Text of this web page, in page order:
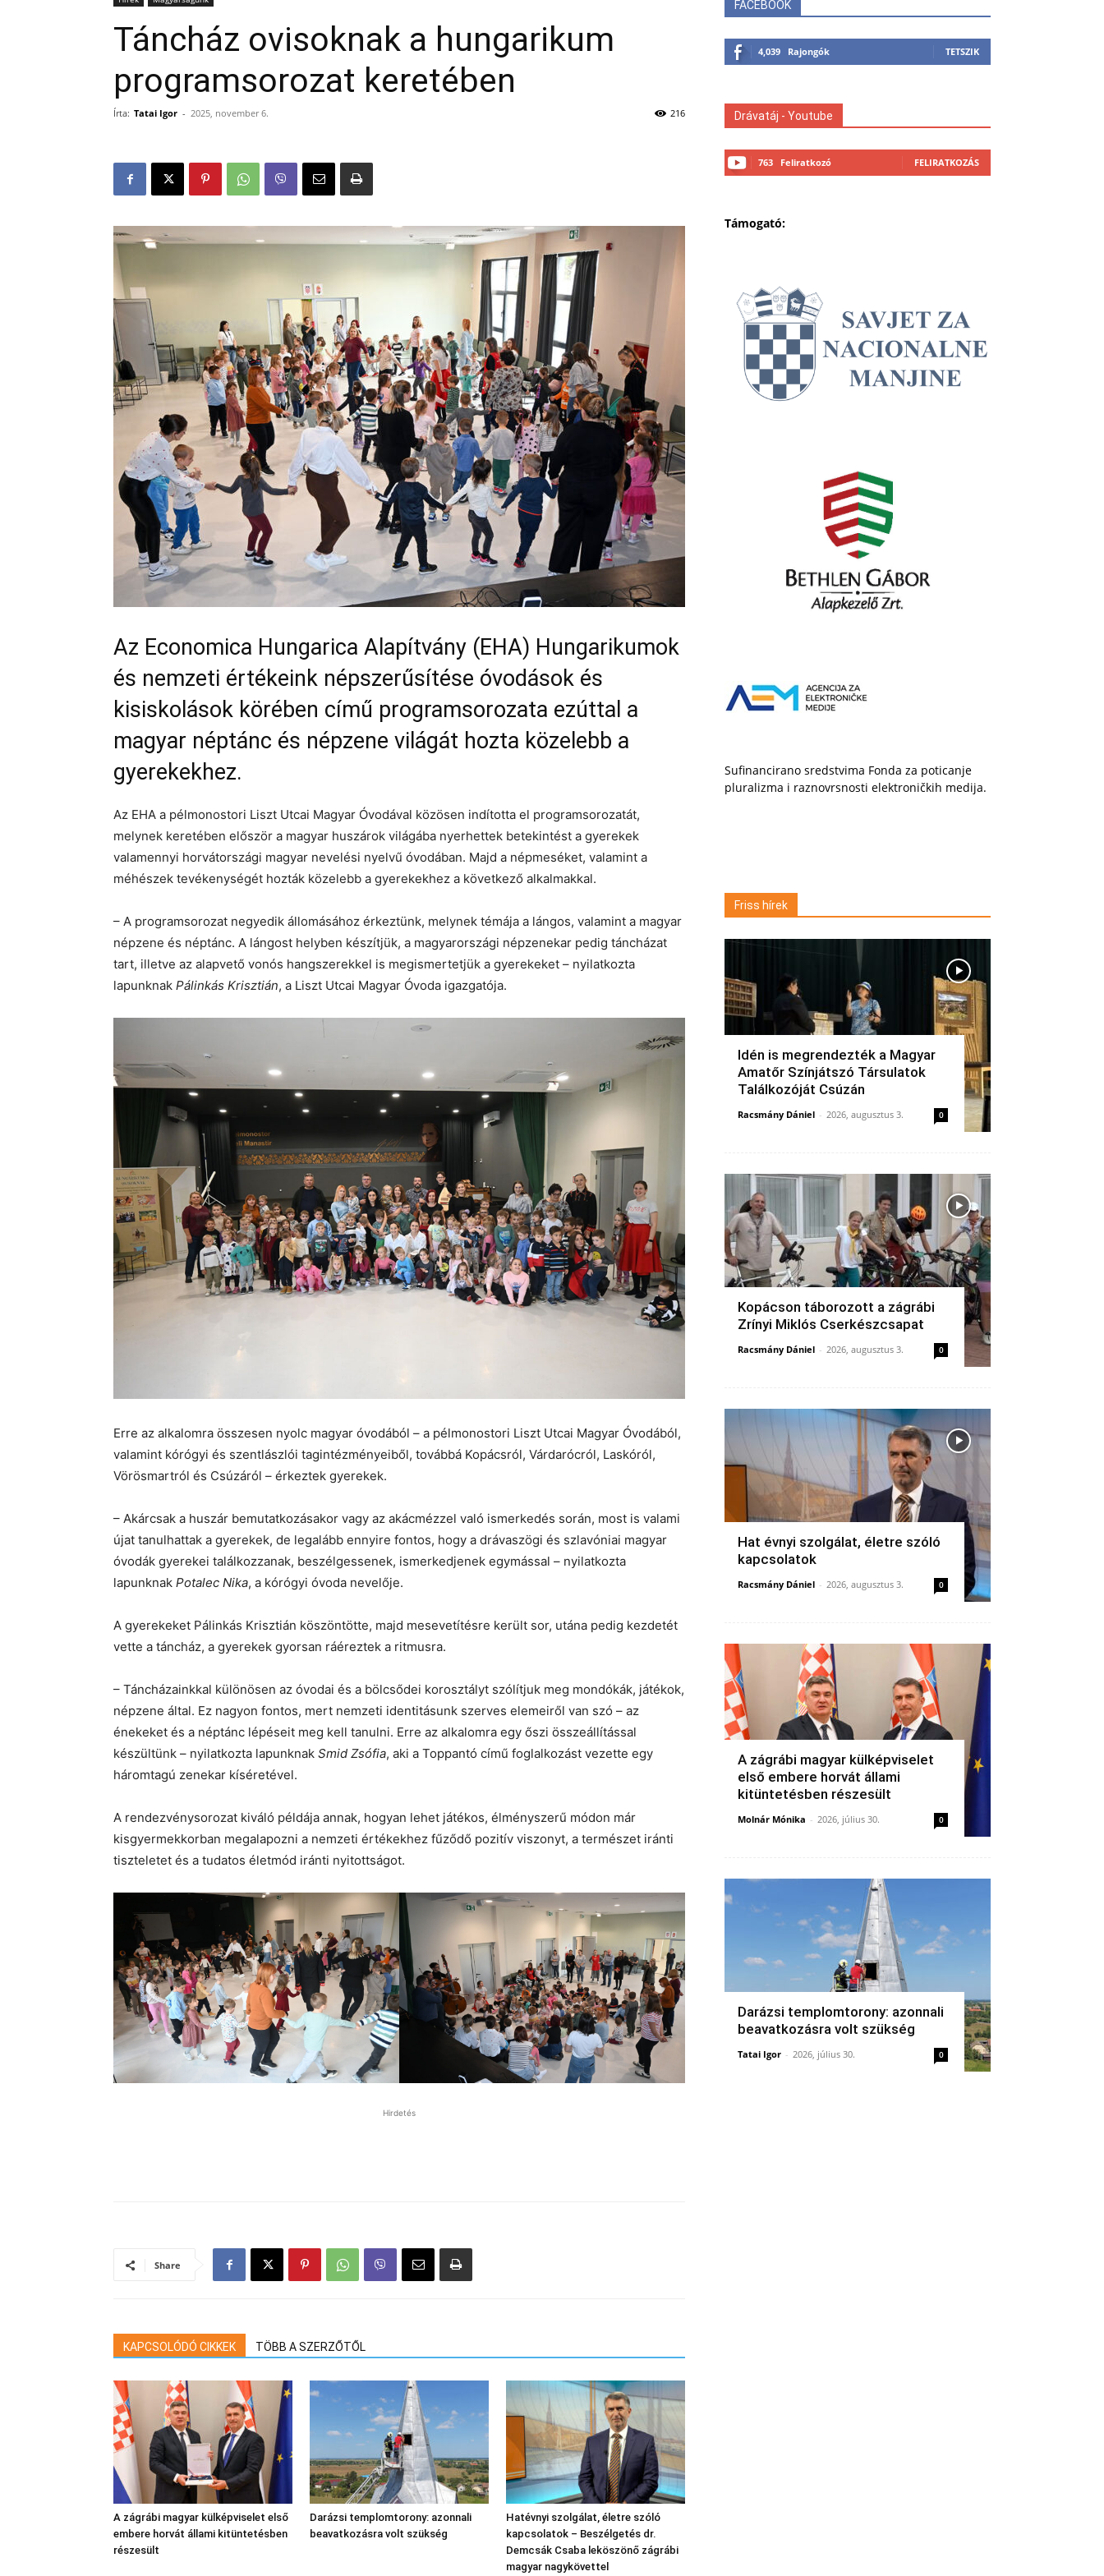
Táncház ovisoknak a hungarikum
programsorozat keretében
Írta: Tatai Igor - 2025, november 6. 216
Az Economica Hungarica Alapítvány (EHA) Hungarikumok
és nemzeti értékeink népszerűsítése óvodások és
kisiskolások körében című programsorozata ezúttal a
magyar néptánc és népzene világát hozta közelebb a
gyerekekhez.
Az EHA a pélmonostori Liszt Utcai Magyar Óvodával közösen indította el programsorozatát,
melynek keretében először a magyar huszárok világába nyerhettek betekintést a gyerekek
valamennyi horvátországi magyar nevelési nyelvű óvodában. Majd a népmeséket, valamint a
méhészek tevékenységét hozták közelebb a gyerekekhez a következő alkalmakkal.
– A programsorozat negyedik állomásához érkeztünk, melynek témája a lángos, valamint a magyar
népzene és néptánc. A lángost helyben készítjük, a magyarországi népzenekar pedig táncházat
tart, illetve az alapvető vonós hangszerekkel is megismertetjük a gyerekeket – nyilatkozta
lapunknak Pálinkás Krisztián, a Liszt Utcai Magyar Óvoda igazgatója.
Erre az alkalomra összesen nyolc magyar óvodából – a pélmonostori Liszt Utcai Magyar Óvodából,
valamint kórógyi és szentlászlói tagintézményeiből, továbbá Kopácsról, Várdarócról, Laskóról,
Vörösmartról és Csúzáról – érkeztek gyerekek.
– Akárcsak a huszár bemutatkozásakor vagy az akácmézzel való ismerkedés során, most is valami
újat tanulhattak a gyerekek, de legalább ennyire fontos, hogy a drávaszögi és szlavóniai magyar
óvodák gyerekei találkozzanak, beszélgessenek, ismerkedjenek egymással – nyilatkozta
lapunknak Potalec Nika, a kórógyi óvoda nevelője.
A gyerekeket Pálinkás Krisztián köszöntötte, majd mesevetítésre került sor, utána pedig kezdetét
vette a táncház, a gyerekek gyorsan ráéreztek a ritmusra.
– Táncházainkkal különösen az óvodai és a bölcsődei korosztályt szólítjuk meg mondókák, játékok,
népzene által. Ez nagyon fontos, mert nemzeti identitásunk szerves elemeiről van szó – az
énekeket és a néptánc lépéseit meg kell tanulni. Erre az alkalomra egy őszi összeállítással
készültünk – nyilatkozta lapunknak Smid Zsófia, aki a Toppantó című foglalkozást vezette egy
háromtagú zenekar kíséretével.
A rendezvénysorozat kiváló példája annak, hogyan lehet játékos, élményszerű módon már
kisgyermekkorban megalapozni a nemzeti értékekhez fűződő pozitív viszonyt, a természet iránti
tiszteletet és a tudatos életmód iránti nyitottságot.
Hirdetés
Share
KAPCSOLÓDÓ CIKKEK TÖBB A SZERZŐTŐL
A zágrábi magyar külképviselet első
embere horvát állami kitüntetésben
részesült
Darázsi templomtorony: azonnali
beavatkozásra volt szükség
Hatévnyi szolgálat, életre szóló
kapcsolatok – Beszélgetés dr.
Demcsák Csaba leköszönő zágrábi
magyar nagykövettel
FACEBOOK
4,039 Rajongók TETSZIK
Drávatáj - Youtube
763 Feliratkozó FELIRATKOZÁS
Támogató:
Sufinancirano sredstvima Fonda za poticanje
pluralizma i raznovrsnosti elektroničkih medija.
Friss hírek
Idén is megrendezték a Magyar
Amatőr Színjátszó Társulatok
Találkozóját Csúzán
Racsmány Dániel - 2026, augusztus 3. 0
Kopácson táborozott a zágrábi
Zrínyi Miklós Cserkészcsapat
Racsmány Dániel - 2026, augusztus 3. 0
Hat évnyi szolgálat, életre szóló
kapcsolatok
Racsmány Dániel - 2026, augusztus 3. 0
A zágrábi magyar külképviselet
első embere horvát állami
kitüntetésben részesült
Molnár Mónika - 2026, július 30. 0
Darázsi templomtorony: azonnali
beavatkozásra volt szükség
Tatai Igor - 2026, július 30. 0